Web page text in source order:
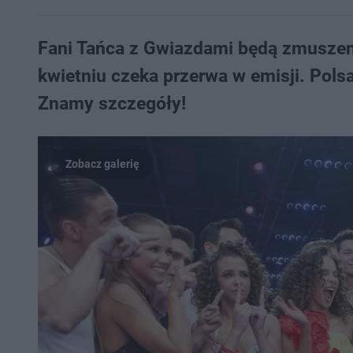
Fani Tańca z Gwiazdami będą
kwietniu czeka przerwa w emisji.
Znamy szczegóły!